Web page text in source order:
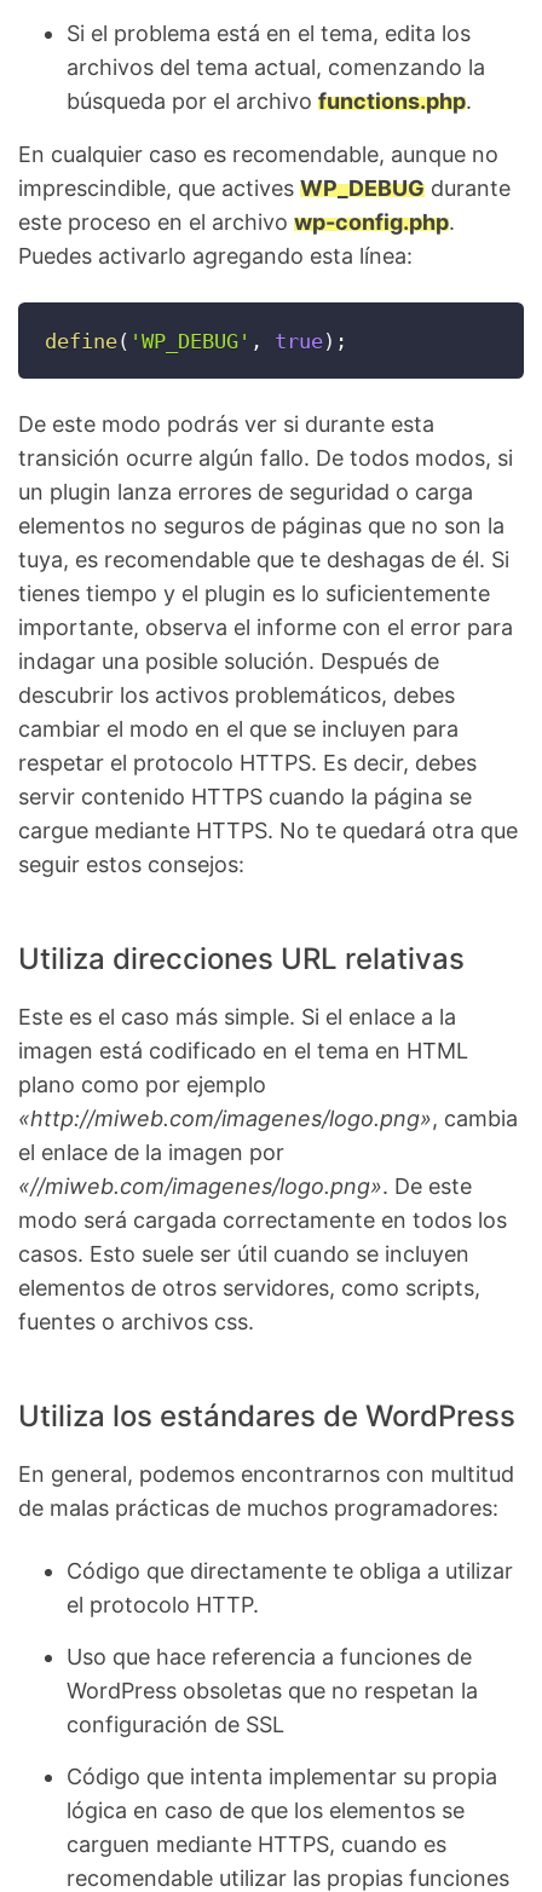
Si el problema está en el tema, edita los
archivos del tema actual, comenzando la
búsqueda por el archivo functions.php.
En cualquier caso es recomendable, aunque no
imprescindible, que actives WP_DEBUG durante
este proceso en el archivo wp-config.php.
Puedes activarlo agregando esta línea:
define( 'WP_DEBUG' , true) ;
De este modo podrás ver si durante esta
transición ocurre algún fallo. De todos modos, si
un plugin lanza errores de seguridad o carga
elementos no seguros de páginas que no son la
tuya, es recomendable que te deshagas de él. Si
tienes tiempo y el plugin es lo suficientemente
importante, observa el informe con el error para
indagar una posible solución. Después de
descubrir los activos problemáticos, debes
cambiar el modo en el que se incluyen para
respetar el protocolo HTTPS. Es decir, debes
servir contenido HTTPS cuando la página se
cargue mediante HTTPS. No te quedará otra que
seguir estos consejos:
Utiliza direcciones URL relativas
Este es el caso más simple. Si el enlace a la
imagen está codificado en el tema en HTML
plano como por ejemplo
«http://miweb.com/imagenes/logo.png», cambia
el enlace de la imagen por
«//miweb.com/imagenes/logo.png». De este
modo será cargada correctamente en todos los
casos. Esto suele ser útil cuando se incluyen
elementos de otros servidores, como scripts,
fuentes o archivos css.
Utiliza los estándares de WordPress
En general, podemos encontrarnos con multitud
de malas prácticas de muchos programadores:
Código que directamente te obliga a utilizar
el protocolo HTTP.
Uso que hace referencia a funciones de
WordPress obsoletas que no respetan la
configuración de SSL
Código que intenta implementar su propia
lógica en caso de que los elementos se
carguen mediante HTTPS, cuando es
recomendable utilizar las propias funciones